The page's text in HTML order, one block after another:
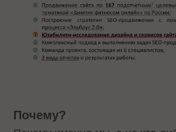
Почему?